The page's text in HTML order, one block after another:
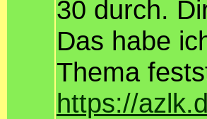
30 durch.
Das habe
Thema
https://